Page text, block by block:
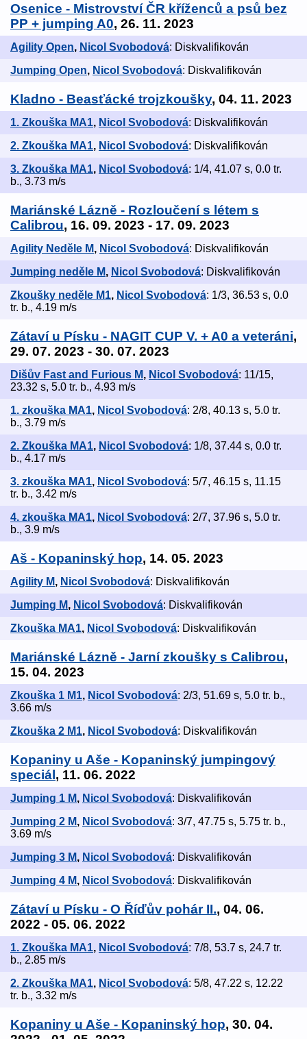
Osenice - Mistrovství ČR kříženců a psů bez
PP + jumping A0, 26. 11. 2023
Agility Open, Nicol Svobodová: Diskvalifikován
Jumping Open, Nicol Svobodová: Diskvalifikován
Kladno - Beasťácké trojzkoušky, 04. 11. 2023
1. Zkouška MA1, Nicol Svobodová: Diskvalifikován
2. Zkouška MA1, Nicol Svobodová: Diskvalifikován
3. Zkouška MA1, Nicol Svobodová: 1/4, 41.07 s, 0.0 tr.
b., 3.73 m/s
Mariánské Lázně - Rozloučení s létem s
Calibrou, 16. 09. 2023 - 17. 09. 2023
Agility Neděle M, Nicol Svobodová: Diskvalifikován
Jumping neděle M, Nicol Svobodová: Diskvalifikován
Zkoušky neděle M1, Nicol Svobodová: 1/3, 36.53 s, 0.0
tr. b., 4.19 m/s
Zátaví u Písku - NAGIT CUP V. + A0 a veteráni,
29. 07. 2023 - 30. 07. 2023
Dišův Fast and Furious M, Nicol Svobodová: 11/15,
23.32 s, 5.0 tr. b., 4.93 m/s
1. zkouška MA1, Nicol Svobodová: 2/8, 40.13 s, 5.0 tr.
b., 3.79 m/s
2. Zkouška MA1, Nicol Svobodová: 1/8, 37.44 s, 0.0 tr.
b., 4.17 m/s
3. zkouška MA1, Nicol Svobodová: 5/7, 46.15 s, 11.15
tr. b., 3.42 m/s
4. zkouška MA1, Nicol Svobodová: 2/7, 37.96 s, 5.0 tr.
b., 3.9 m/s
Aš - Kopaninský hop, 14. 05. 2023
Agility M, Nicol Svobodová: Diskvalifikován
Jumping M, Nicol Svobodová: Diskvalifikován
Zkouška MA1, Nicol Svobodová: Diskvalifikován
Mariánské Lázně - Jarní zkoušky s Calibrou,
15. 04. 2023
Zkouška 1 M1, Nicol Svobodová: 2/3, 51.69 s, 5.0 tr. b.,
3.66 m/s
Zkouška 2 M1, Nicol Svobodová: Diskvalifikován
Kopaniny u Aše - Kopaninský jumpingový
speciál, 11. 06. 2022
Jumping 1 M, Nicol Svobodová: Diskvalifikován
Jumping 2 M, Nicol Svobodová: 3/7, 47.75 s, 5.75 tr. b.,
3.69 m/s
Jumping 3 M, Nicol Svobodová: Diskvalifikován
Jumping 4 M, Nicol Svobodová: Diskvalifikován
Zátaví u Písku - O Říďův pohár II., 04. 06.
2022 - 05. 06. 2022
1. Zkouška MA1, Nicol Svobodová: 7/8, 53.7 s, 24.7 tr.
b., 2.85 m/s
2. Zkouška MA1, Nicol Svobodová: 5/8, 47.22 s, 12.22
tr. b., 3.32 m/s
Kopaniny u Aše - Kopaninský hop, 30. 04.